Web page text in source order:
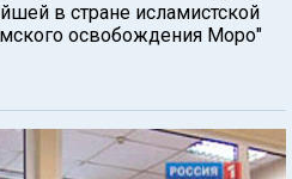
в стране исламистской
освобождения Моро"